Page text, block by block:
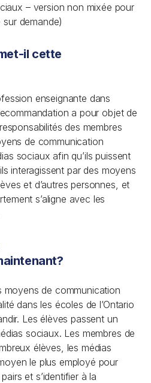
– version non mixée pour
demande)
il cette
enseignante dans
a pour objet de
des membres
de communication
sociaux afin qu’ils puissent
interagissent par des moyens
et d’autres personnes, et
s’aligne avec les
moyens de communication
dans les écoles de l’Ontario
Les élèves passent un
sociaux. Les membres de
élèves, les médias
le plus employé pour
et s’identifier à la